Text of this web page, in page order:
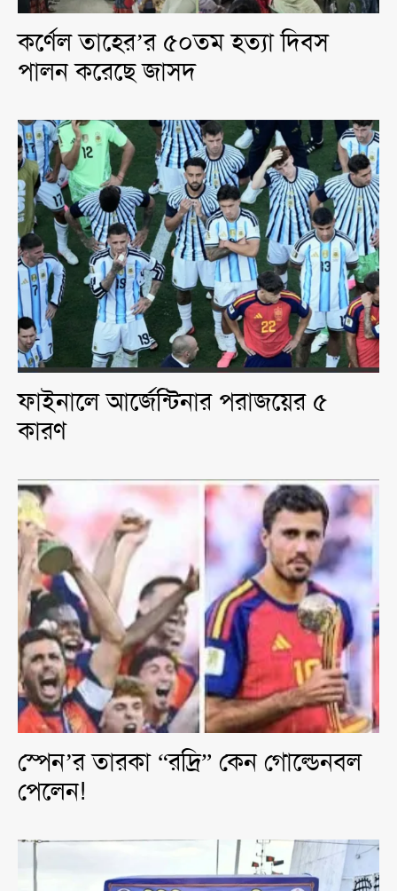
কর্ণেল তাহের’র ৫০তম হত্যা দিবস
পালন করেছে জাসদ
ফাইনালে আর্জেন্টিনার পরাজয়ের ৫
কারণ
স্পেন’র তারকা “রদ্রি” কেন গোল্ডেনবল
পেলেন!